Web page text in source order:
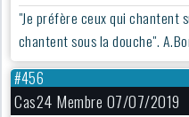
"Je préfère ceux qui chantent
chantent sous la douche".
#456
Cas24 Membre 07/07/2019